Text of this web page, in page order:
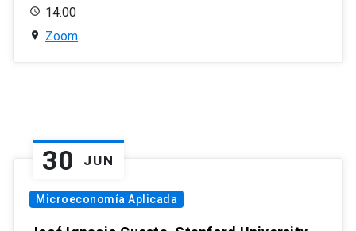
14:00
Zoom
30 JUN
Microeconomía Aplicada